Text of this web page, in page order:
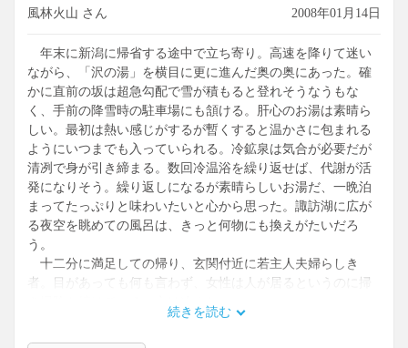
（2008年3月29日）
風林火山 さん 2008年01月14日
年末に新潟に帰省する途中で立ち寄り。高速を降りて迷い
ながら、「沢の湯」を横目に更に進んだ奥の奥にあった。確
かに直前の坂は超急勾配で雪が積もると登れそうなうもな
く、手前の降雪時の駐車場にも頷ける。肝心のお湯は素晴ら
しい。最初は熱い感じがするが暫くすると温かさに包まれる
ようにいつまでも入っていられる。冷鉱泉は気合が必要だが
清冽で身が引き締まる。数回冷温浴を繰り返せば、代謝が活
発になりそう。繰り返しになるが素晴らしいお湯だ、一晩泊
まってたっぷりと味わいたいと心から思った。諏訪湖に広が
る夜空を眺めての風呂は、きっと何物にも換えがたいだろ
う。
十二分に満足しての帰り、玄関付近に若主人夫婦らしき
者。目があっても何も言わず、女性は人が居るというのに掃
続きを読む